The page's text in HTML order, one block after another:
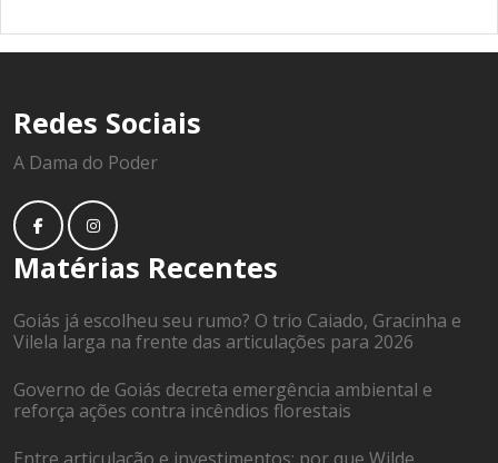
Redes Sociais
A Dama do Poder
Matérias Recentes
Goiás já escolheu seu rumo? O trio Caiado, Gracinha e
Vilela larga na frente das articulações para 2026
Governo de Goiás decreta emergência ambiental e
reforça ações contra incêndios florestais